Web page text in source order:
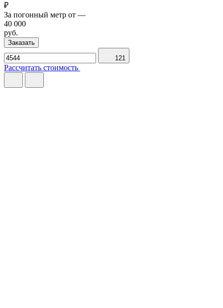
₽
За погонный метр от —
40 000
руб.
Заказать
121
Рассчитать стоимость